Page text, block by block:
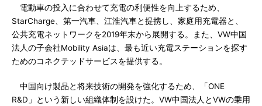
電動車の投入に合わせて充電の利便性を向上するため、
StarCharge、第一汽車、江淮汽車と提携し、家庭用充電器と、
公共充電ネットワークを2019年末から展開する。また、VW中国
法人の子会社Mobility Asiaは、最も近い充電ステーションを探す
ためのコネクテッドサービスを提供する。
中国向け製品と将来技術の開発を強化するため、「ONE
R&D」という新しい組織体制を設けた。VW中国法人とVWの乗用